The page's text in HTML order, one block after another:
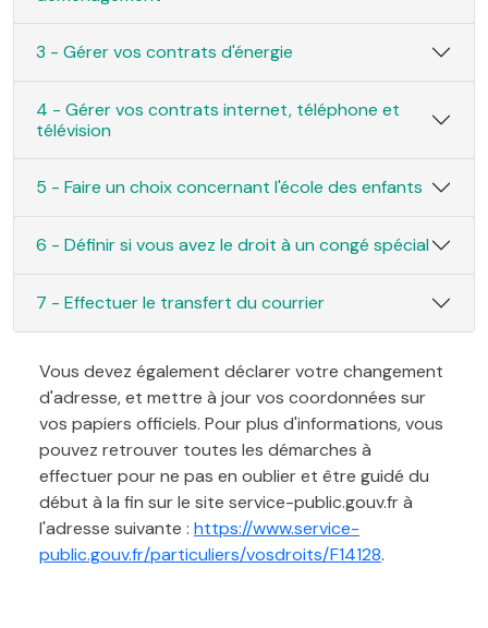
3 - Gérer vos contrats d'énergie
4 - Gérer vos contrats internet, téléphone et
télévision
5 - Faire un choix concernant l'école des enfants
6 - Définir si vous avez le droit à un congé spécial
7 - Effectuer le transfert du courrier
Vous devez également déclarer votre changement
d'adresse, et mettre à jour vos coordonnées sur
vos papiers officiels. Pour plus d'informations, vous
pouvez retrouver toutes les démarches à
effectuer pour ne pas en oublier et être guidé du
début à la fin sur le site service-public.gouv.fr à
l'adresse suivante : https://www.service-
public.gouv.fr/particuliers/vosdroits/F14128.